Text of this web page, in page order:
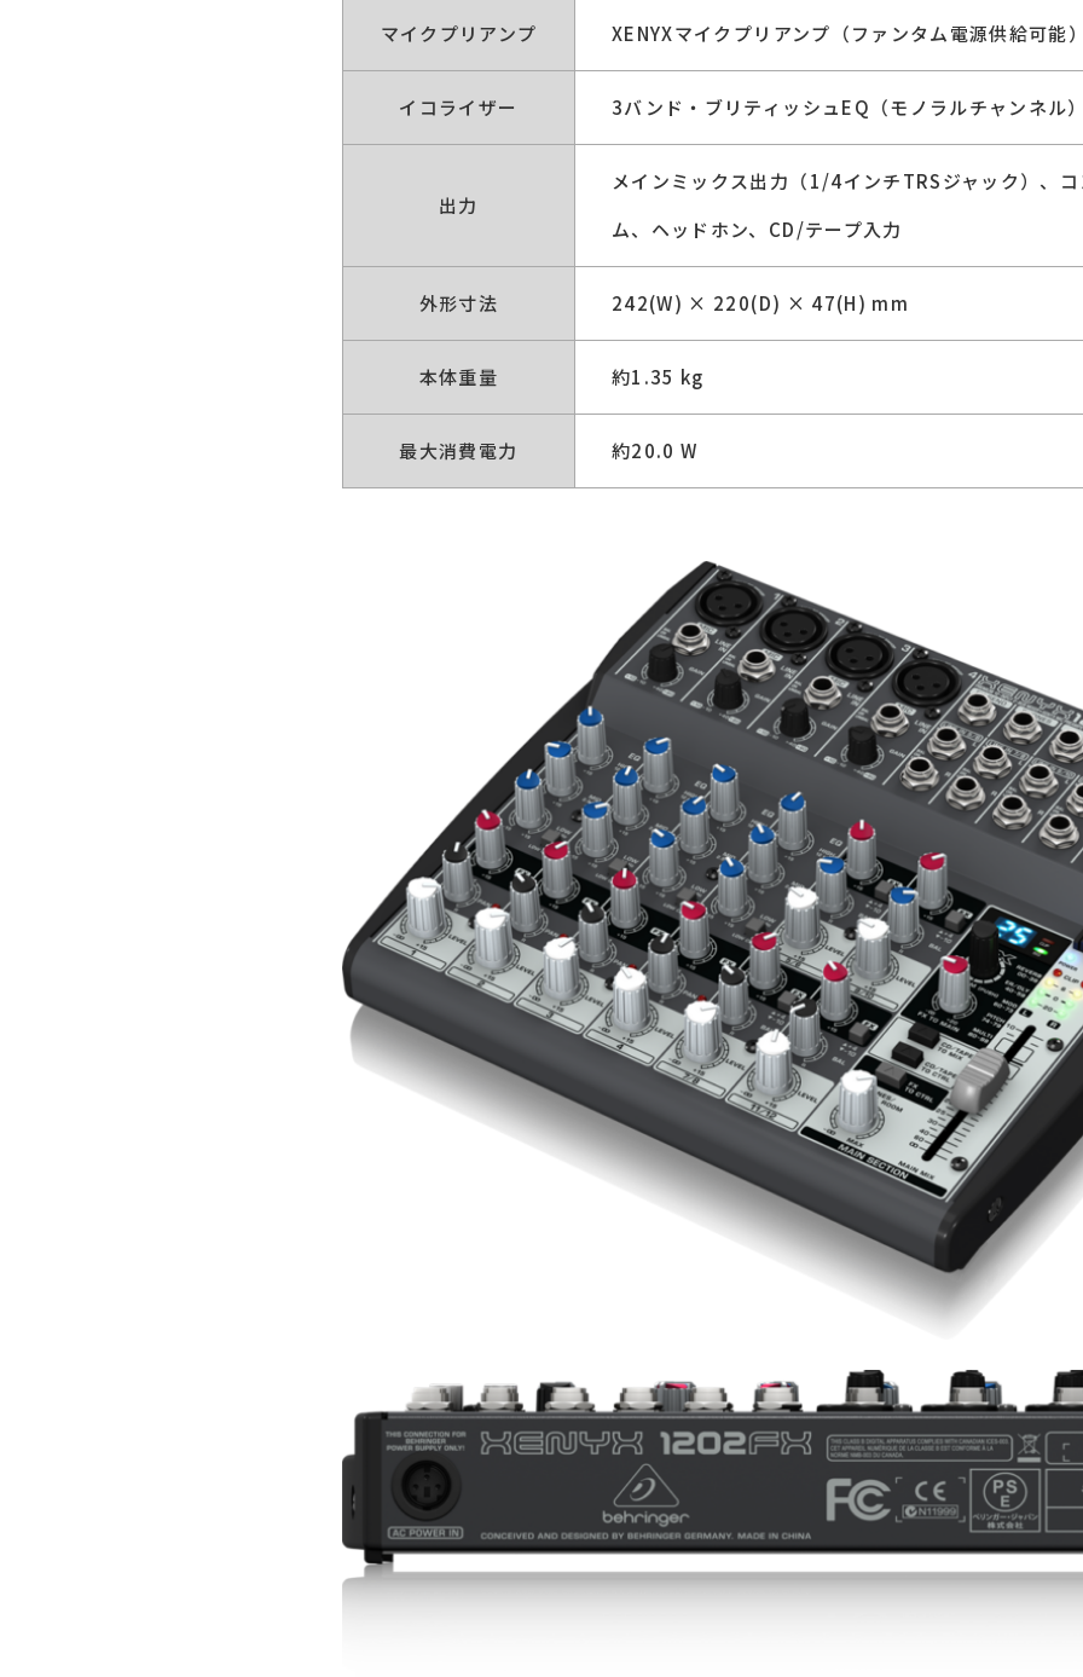
マイクプリアンプ XENYXマイクプリアンプ（ファンタム電源供給可能）
イコライザー 3バンド・ブリティッシュEQ（モノラルチャンネル）
出力
メインミックス出力（1/4インチTRSジャック）、コ
ム、ヘッドホン、CD/テープ入力
外形寸法 242(W) × 220(D) × 47(H) mm
本体重量 約1.35 kg
最大消費電力 約20.0 W